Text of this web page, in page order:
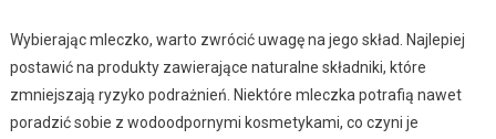
Wybierając mleczko, warto zwrócić uwagę na jego skład. Najlepiej
postawić na produkty zawierające naturalne składniki, które
zmniejszają ryzyko podrażnień. Niektóre mleczka potrafią nawet
poradzić sobie z wodoodpornymi kosmetykami, co czyni je